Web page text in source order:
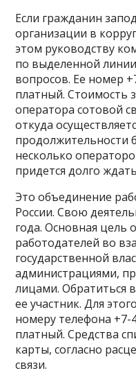
Если гражданин
организации в
этом руководству
по выделенной
вопросов. Ее номер
платный. Стоимость
оператора сотовой
откуда
продолжительности
несколько
придется долго
Это объединение
России. Свою
года. Основная цель
работодателей во
государственной
администрациями,
лицами. Обратиться
ее участник. Для
номеру телефона +7-
платный. Средства
карты, согласно
связи.